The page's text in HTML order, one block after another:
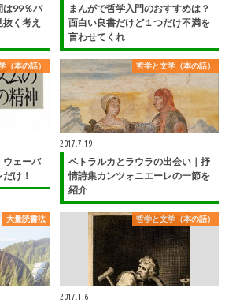
は99％バ
く考え
まんがで哲学入門のおすすめは？
面白い良書だけど１つだけ不満を
言わせてくれ
（本の話）
ウェーバ
け！
哲学と文学（本の話）
2017.7.19
ペトラルカとラウラの出会い｜抒
情詩集カンツォニエーレの一節を
紹介
大量読書法 哲学と文学（本の話）
2017.1.6